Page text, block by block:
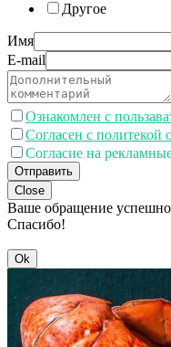
Другое
Имя
E-mail
Ознакомлен с
Согласен с политекой
Согласие на
Отправить
Close
Ваше обращение успешно
Спасибо!
Ok